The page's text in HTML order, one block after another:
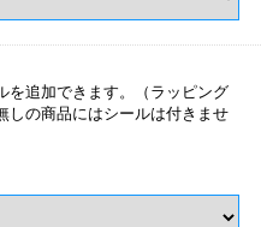
を追加できます。（ラッピング
しの商品にはシールは付きませ